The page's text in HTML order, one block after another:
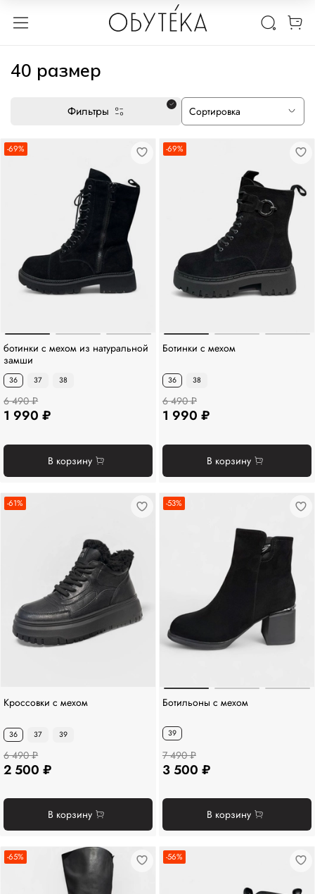
40 размер
Фильтры
-69%
ботинки с мехом из натуральной
замши
36 37 38
6 490 ₽
1 990 ₽
В корзину
-69%
Ботинки с мехом
36 38
6 490 ₽
1 990 ₽
В корзину
-61%
Кроссовки с мехом
36 37 39
6 490 ₽
2 500 ₽
В корзину
-53%
Ботильоны с мехом
39
7 490 ₽
3 500 ₽
В корзину
-65% -56%